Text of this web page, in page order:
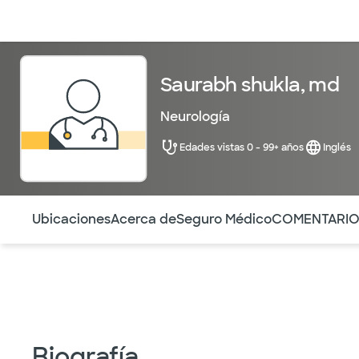
Saurabh shukla, md
Neurología
Edades vistas 0 - 99+ años Inglés
UbicacionesAcerca deSeguro Médico